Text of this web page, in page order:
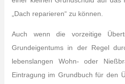
„Dach reparieren“ zu können.
Auch wenn die vorzeitige
Grundeigentums in der Regel
lebenslangen Wohn- oder
Eintragung im Grundbuch für den